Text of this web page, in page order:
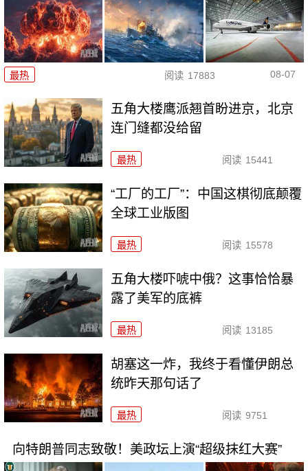
最热 阅读 17883 08-07
五角大楼鹰派翘首盼进京，北京
连门缝都没给留
最热 阅读 15441
“工厂的工厂”：中国这棋彻底颠覆
全球工业版图
最热 阅读 15578
五角大楼吓唬中俄？这事恰恰暴
露了美军的底裤
最热 阅读 13185
胡塞这一炸，我终于看懂伊朗总
统昨天那句话了
最热 阅读 9751
向特朗普同志致敬！美政坛上演“超级抹红大赛”